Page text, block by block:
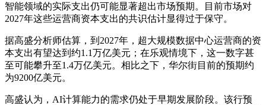
智能领域的实际支出仍可能显著超出市场预期。目前市场对
2027年这些运营商资本支出的共识估计显得过于保守。
据高盛分析师估算，到2027年，超大规模数据中心运营商的资
本支出有望达到约1.1万亿美元；在乐观情境下，这一数字甚
至可能攀升至1.4万亿美元。相比之下，华尔街目前的预期约
为9200亿美元。
高盛认为，AI计算能力的需求仍处于早期发展阶段。该行预